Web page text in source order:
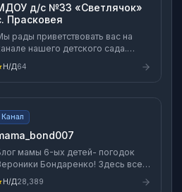
д/с №33 «Светлячок»
Прасковея
рады приветствовать вас на
нашего детского сада.
Здесь мы делимся всеми нашими
и информацией о
и мероприятиях.
Кузьмина Ольга
Н/Д64
Канал
мамы 6-ых детей- погодок
Бондаренко! Здесь все о
материнстве без прикрас❤️ по
https://t.me/ksuulover
Н/Д28,389